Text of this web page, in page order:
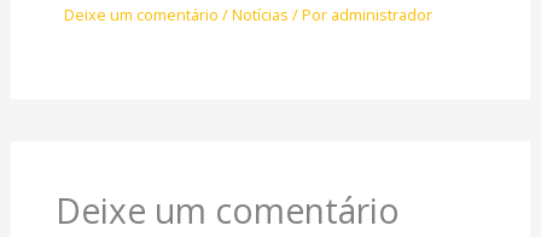
Deixe um comentário /Notícias / Por administrador
Deixe um comentário